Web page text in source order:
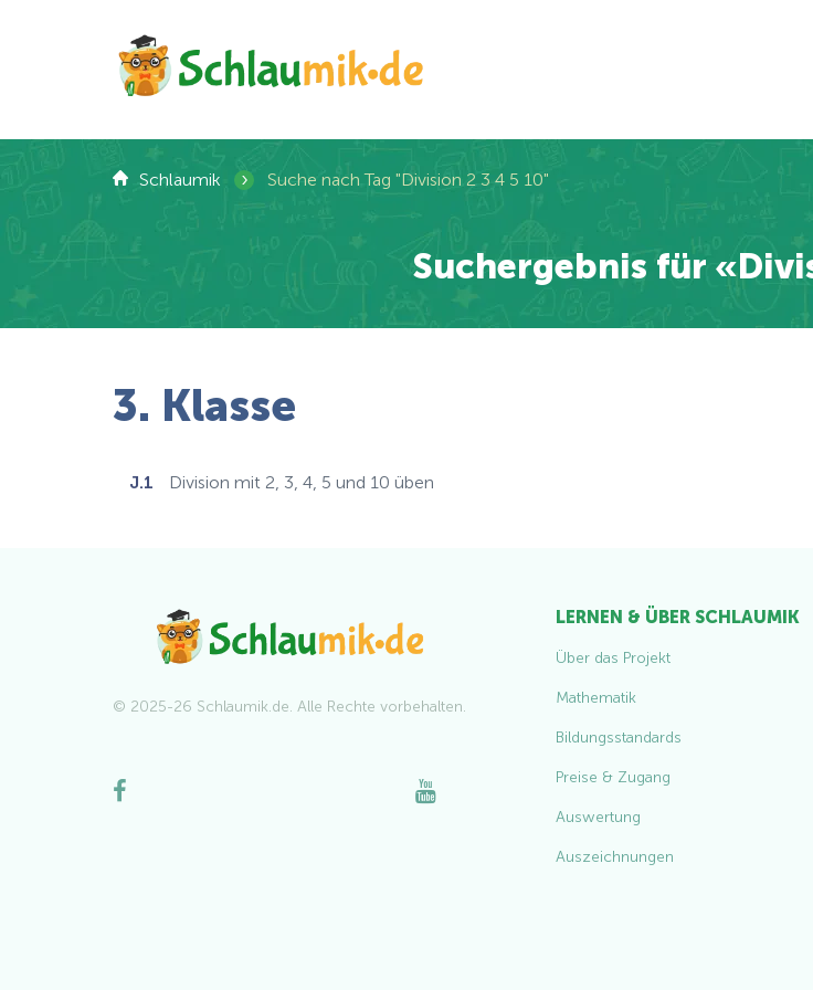
Schlaumik › Suche nach Tag "Division 2 3 4 5 10"
Suchergebnis für
3. Klasse
J.1 Division mit 2, 3, 4, 5 und 10 üben
© 2025-26 Schlaumik.de. Alle Rechte vorbehalten.
LERNEN & ÜBER SCHLAUMIK
Über das Projekt
Mathematik
Bildungsstandards
Preise & Zugang
Auswertung
Auszeichnungen